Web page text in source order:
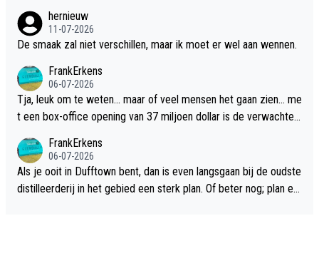
hernieuw
11-07-2026
De smaak zal niet verschillen, maar ik moet er wel aan wennen.
FrankErkens
06-07-2026
Tja, leuk om te weten... maar of veel mensen het gaan zien... me
t een box-office opening van 37 miljoen dollar is de verwachte
FrankErkens
06-07-2026
Als je ooit in Dufftown bent, dan is even langsgaan bij de oudste
distilleerderij in het gebied een sterk plan. Of beter nog; plan ee